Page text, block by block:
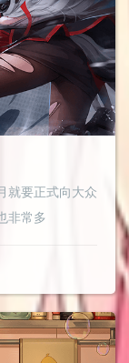
就要正式向大众
非常多